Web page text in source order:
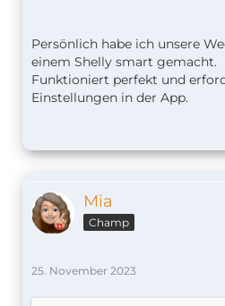
Persönlich habe ich unsere
einem Shelly smart gemacht.
Funktioniert perfekt und
Einstellungen in der App.
Mia
Champ
25. November 2023